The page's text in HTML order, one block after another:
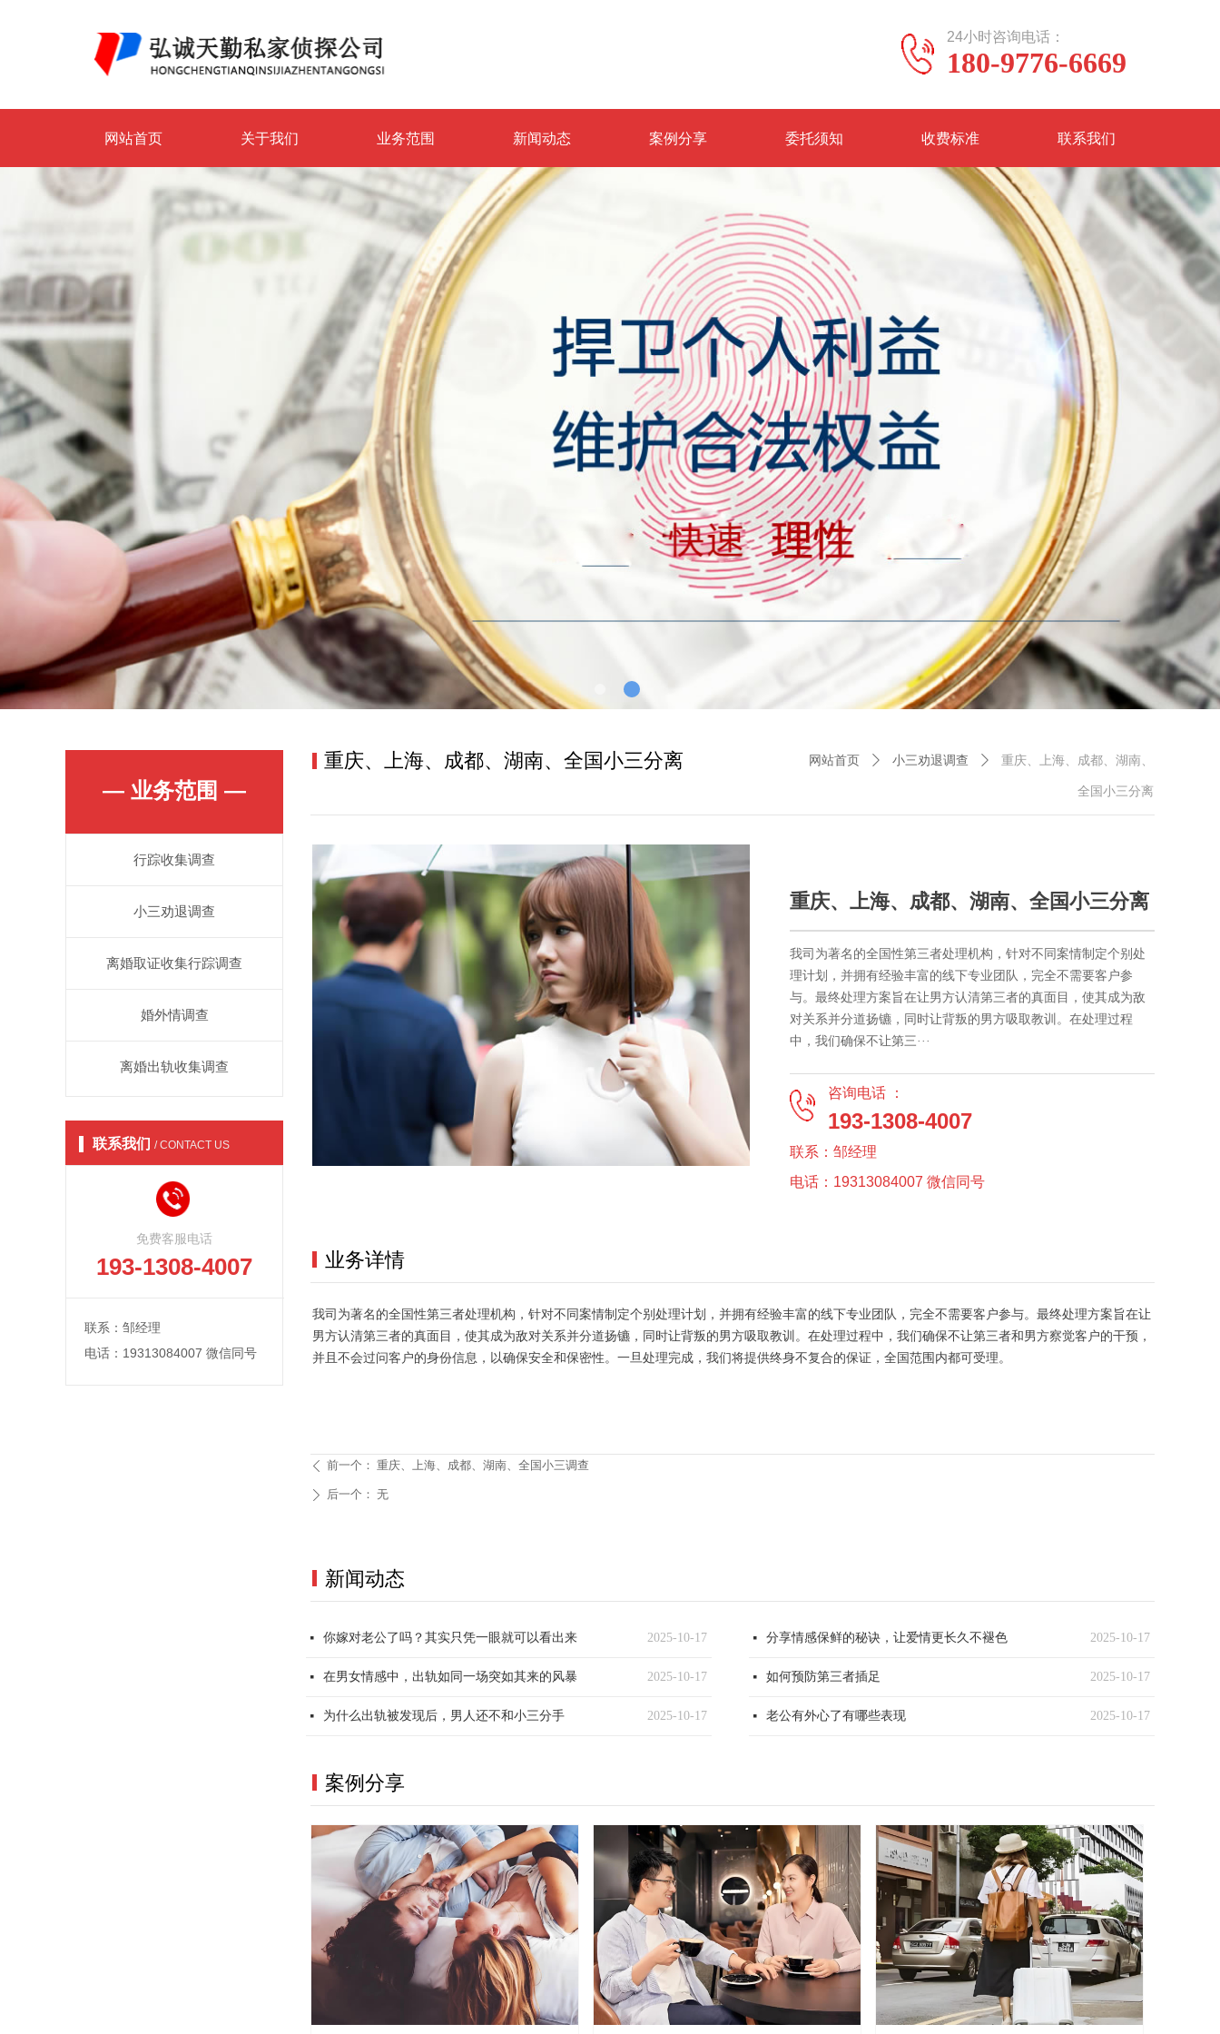
24小时咨询电话：
180-9776-6669
网站首页 关于我们 业务范围 新闻动态 案例分享 委托须知 收费标准 联系我们
网站首页 ꄲ 小三劝退调查 ꄲ 重庆、上海、成都、湖南、
全国小三分离
重庆、上海、成都、湖南、全国小三分离
重庆、上海、成都、湖南、全国小三分离
我司为著名的全国性第三者处理机构，针对不同案情制定个别处理计划，并拥有经验丰富的线下专业团队，完全不需要客户参与。最终处理方案旨在让
男方认清第三者的真面目，使其成为敌对关系并分道扬镳，同时让背叛的男方吸取教训。在处理过程中，我们确保不让第三者和男方察觉客户的干预，
并且不会过问客户的身份信息，以确保安全和保密性。一旦处理完成，我们将提供终身不复合的保证，全国范围内都可受理。
我司为著名的全国性第三者处理机构，针对不同案情制定个别处
理计划，并拥有经验丰富的线下专业团队，完全不需要客户参
与。最终处理方案旨在让男方认清第三者的真面目，使其成为敌
对关系并分道扬镳，同时让背叛的男方吸取教训。在处理过程
中，我们确保不让第三···
ꄴ 前一个： 重庆、上海、成都、湖南、全国小三调查
ꄲ 后一个： 无
— 业务范围 —
联系我们 / CONTACT US
免费客服电话
193-1308-4007
联系：邹经理
电话：19313084007 微信同号
行踪收集调查
小三劝退调查
离婚取证收集行踪调查
婚外情调查
离婚出轨收集调查
咨询电话 ：
193-1308-4007
联系：邹经理
电话：19313084007 微信同号
业务详情
新闻动态
2025-10-17
넷 你嫁对老公了吗？其实只凭一眼就可以看出来
2025-10-17
넷 在男女情感中，出轨如同一场突如其来的风暴
2025-10-17
넷 为什么出轨被发现后，男人还不和小三分手
2025-10-17
넷 分享情感保鲜的秘诀，让爱情更长久不褪色
2025-10-17
넷 如何预防第三者插足
2025-10-17
넷 老公有外心了有哪些表现
案例分享